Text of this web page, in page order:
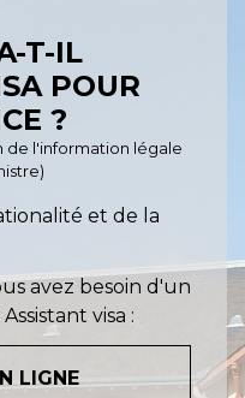
T-IL
POUR
?
de l'information légale
et de la
avez besoin d'un
visa :
LIGNE